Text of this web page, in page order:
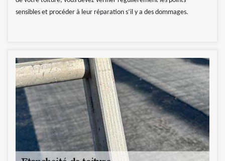
sensibles et procéder à leur réparation s’il y a des dommages.